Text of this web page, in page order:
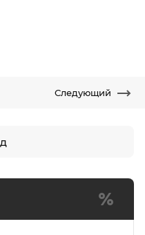
Следующий